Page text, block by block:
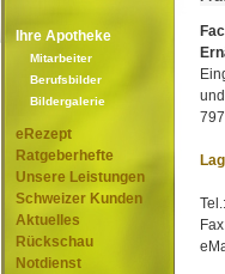
Ihre Apotheke
Mitarbeiter
Berufsbilder
Bildergalerie
eRezept
Ratgeberhefte
Unsere Leistungen
Schweizer Kunden
Aktuelles
Rückschau
Notdienst